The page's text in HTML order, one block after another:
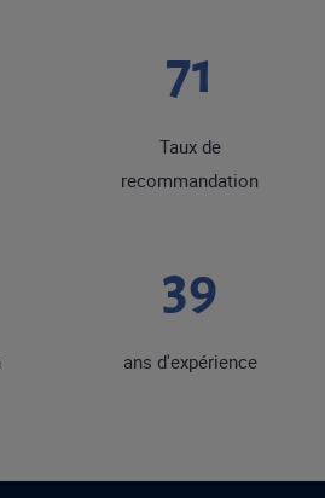
89
Taux de
recommandation
48
ans d'expérience